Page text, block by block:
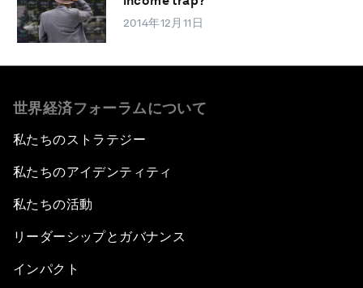
2014年12月11日
世界経済フォーラムについて
私たちのストラテジー
私たちのアイデンティティ
私たちの活動
リーダーシップとガバナンス
インパクト